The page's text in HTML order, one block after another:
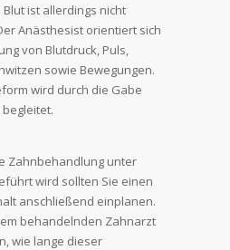
ist allerdings nicht
Anästhesist orientiert sich
von Blutdruck, Puls,
sowie Bewegungen.
wird durch die Gabe
Zahnbehandlung unter
wird sollten Sie einen
anschließend einplanen.
behandelnden Zahnarzt
wie lange dieser